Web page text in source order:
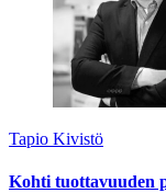
Tapio Kivistö
Kohti tuottavuuden